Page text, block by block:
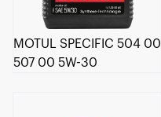
MOTUL SPECIFIC 504 00
507 00 5W-30